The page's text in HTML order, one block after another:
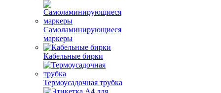
Самоламинирующиеся
маркеры
Кабельные бирки
Термоусадочная трубка